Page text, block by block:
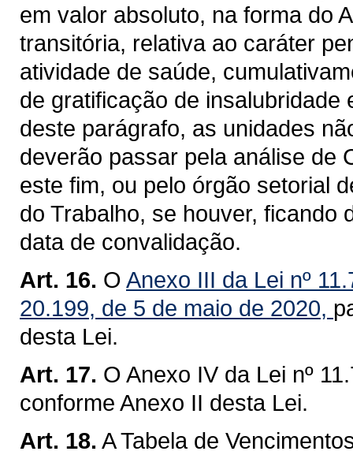
em valor absoluto, na forma do
transitória, relativa ao caráter
atividade de saúde,
de gratificação de
deste parágrafo, as unidades
deverão passar pela análise de
este fim, ou pelo órgão setorial
do Trabalho, se houver, ficando
data de convalidação.
Art. 16. O Anexo III da Lei nº
20.199, de 5 de maio de 2020,
desta Lei.
Art. 17. O Anexo IV da Lei nº
conforme Anexo II desta Lei.
Art. 18. A Tabela de